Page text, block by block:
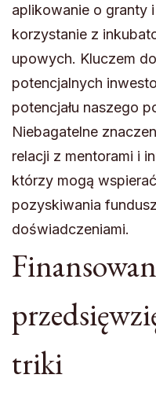
aplikowanie o granty
korzystanie z
upowych. Kluczem
potencjalnych
potencjału naszego
Niebagatelne
relacji z mentorami i
którzy mogą
pozyskiwania
doświadczeniami.
triki